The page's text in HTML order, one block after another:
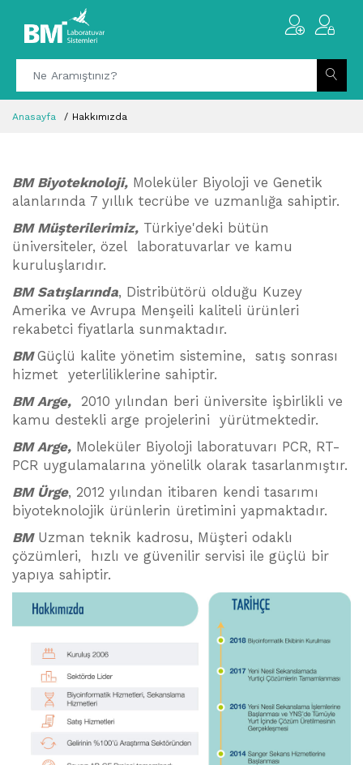
Anasayfa Hakkımızda
BM Biyoteknoloji, Moleküler Biyoloji ve Genetik
alanlarında 7 yıllık tecrübe ve uzmanlığa sahiptir.
BM Müşterilerimiz, Türkiye'deki bütün
üniversiteler, özel laboratuvarlar ve kamu
kuruluşlarıdır.
BM Satışlarında, Distribütörü olduğu Kuzey
Amerika ve Avrupa Menşeili kaliteli ürünleri
rekabetci fiyatlarla sunmaktadır.
BMGüçlü kalite yönetim sistemine, satış sonrası
hizmet yeterliliklerine sahiptir.
BM Arge, 2010 yılından beri üniversite işbirlikli ve
kamu destekli arge projelerini yürütmektedir.
BM Arge, Moleküler Biyoloji laboratuvarı PCR, RT-
PCR uygulamalarına yönelilk olarak tasarlanmıştır.
BM Ürge, 2012 yılından itibaren kendi tasarımı
biyoteknolojik ürünlerin üretimini yapmaktadır.
BMUzman teknik kadrosu, Müşteri odaklı
çözümleri, hızlı ve güvenilir servisi ile güçlü bir
yapıya sahiptir.